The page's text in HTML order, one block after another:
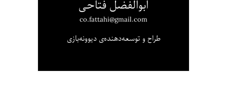
ابوالفضل فتاحی
co.fattahi@gmail.com
طراح و توسعه‌دهنده‌ی دیوونه‌بازی